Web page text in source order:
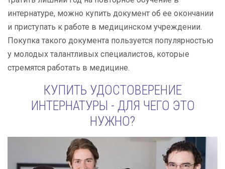
интернатуре, можно купить документ об ее окончании
и приступать к работе в медицинском учреждении.
Покупка такого документа пользуется популярностью
у молодых талантливых специалистов, которые
стремятся работать в медицине.
КУПИТЬ УДОСТОВЕРЕНИЕ
ИНТЕРНАТУРЫ - ДЛЯ ЧЕГО ЭТО
НУЖНО?